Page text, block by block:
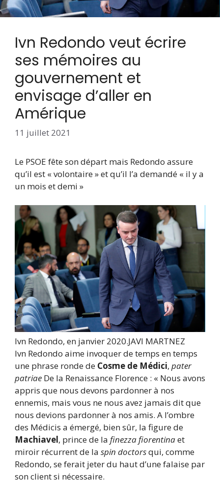
Ivn Redondo veut écrire
ses mémoires au
gouvernement et
envisage d’aller en
Amérique
11 juillet 2021
Le PSOE fête son départ mais Redondo assure
qu’il est « volontaire » et qu’il l’a demandé « il y a
un mois et demi »
Ivn Redondo, en janvier 2020.JAVI MARTNEZ
Ivn Redondo aime invoquer de temps en temps
une phrase ronde de Cosme de Médici, pater
patriae De la Renaissance Florence : « Nous avons
appris que nous devons pardonner à nos
ennemis, mais vous ne nous avez jamais dit que
nous devions pardonner à nos amis. A l’ombre
des Médicis a émergé, bien sûr, la figure de
Machiavel, prince de la finezza fiorentinaet
miroir récurrent de la spin doctorsqui, comme
Redondo, se ferait jeter du haut d’une falaise par
son client si nécessaire.